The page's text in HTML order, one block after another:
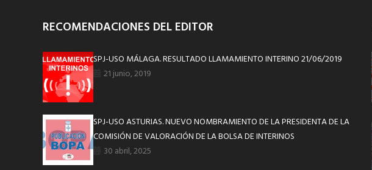
RECOMENDACIONES DEL EDITOR
SPJ-USO MÁLAGA. RESULTADO LLAMAMIENTO INTERINO 21/06/2019
21 junio, 2019
SPJ-USO ASTURIAS. NUEVO NOMBRAMIENTO DE LA PRESIDENTA DE LA
COMISIÓN DE VALORACIÓN DE LA BOLSA DE INTERINOS
30 abril, 2025